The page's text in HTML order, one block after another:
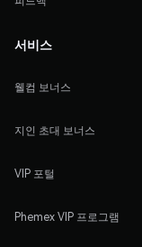
서비스
웰컴 보너스
지인 초대 보너스
VIP 포털
Phemex VIP 프로그램